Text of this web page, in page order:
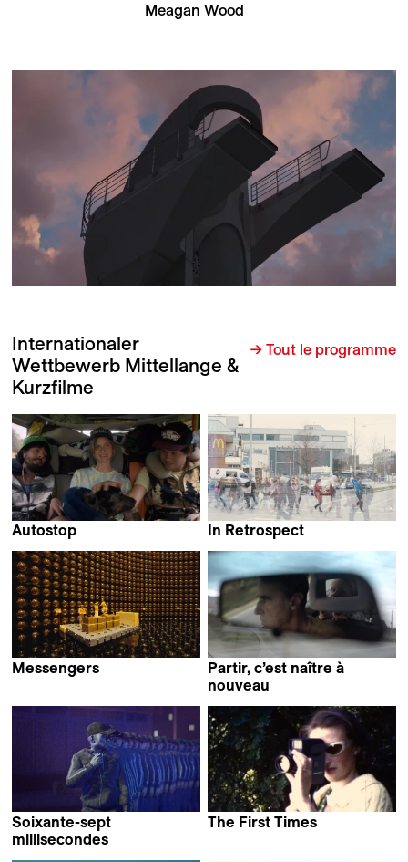
Meagan Wood
Internationaler
Wettbewerb Mittellange &
Kurzfilme
→ Tout le programme
Autostop
In Retrospect
Mila Zhluktenko
Messengers
Partir, c’est naître à
nouveau
Soixante-sept
millisecondes
The First Times